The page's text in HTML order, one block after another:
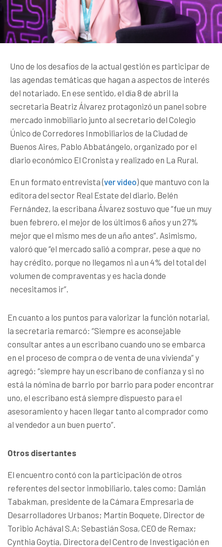
Uno de los desafíos de la actual gestión es participar de
las agendas temáticas que hagan a aspectos de interés
del notariado. En ese sentido, el día 8 de abril la
secretaria Beatriz Álvarez protagonizó un panel sobre
mercado inmobiliario junto al secretario del Colegio
Único de Corredores Inmobiliarios de la Ciudad de
Buenos Aires, Pablo Abbatángelo, organizado por el
diario económico El Cronista y realizado en La Rural.
En un formato entrevista (ver video) que mantuvo con la
editora del sector Real Estate del diario, Belén
Fernández, la escribana Álvarez sostuvo que “fue un muy
buen febrero, el mejor de los últimos 6 años y un 27%
mejor que el mismo mes de un año antes”. Asimismo,
valoró que “el mercado salió a comprar, pese a que no
hay crédito, porque no llegamos ni a un 4% del total del
volumen de compraventas y es hacia donde
necesitamos ir”.
En cuanto a los puntos para valorizar la función notarial,
la secretaria remarcó: “Siempre es aconsejable
consultar antes a un escribano cuando uno se embarca
en el proceso de compra o de venta de una vivienda” y
agregó: “siempre hay un escribano de confianza y si no
está la nómina de barrio por barrio para poder encontrar
uno, el escribano está siempre dispuesto para el
asesoramiento y hacen llegar tanto al comprador como
al vendedor a un buen puerto”.
Otros disertantes
El encuentro contó con la participación de otros
referentes del sector inmobiliario, tales como: Damián
Tabakman, presidente de la Cámara Empresaria de
Desarrolladores Urbanos; Martín Boquete, Director de
Toribio Achával S.A; Sebastián Sosa, CEO de Remax;
Cynthia Goytía, Directora del Centro de Investigación en